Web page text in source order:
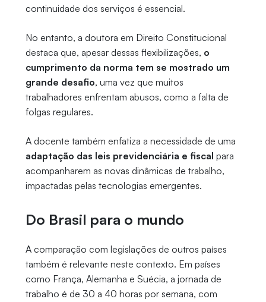
continuidade dos serviços é essencial.
No entanto, a doutora em Direito Constitucional
destaca que, apesar dessas flexibilizações, o
cumprimento da norma tem se mostrado um
grande desafio, uma vez que muitos
trabalhadores enfrentam abusos, como a falta de
folgas regulares.
A docente também enfatiza a necessidade de uma
adaptação das leis previdenciária e fiscal para
acompanharem as novas dinâmicas de trabalho,
impactadas pelas tecnologias emergentes.
Do Brasil para o mundo
A comparação com legislações de outros países
também é relevante neste contexto. Em países
como França, Alemanha e Suécia, a jornada de
trabalho é de 30 a 40 horas por semana, com